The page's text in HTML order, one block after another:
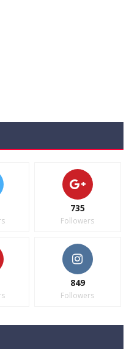
735
Followers
849
Followers